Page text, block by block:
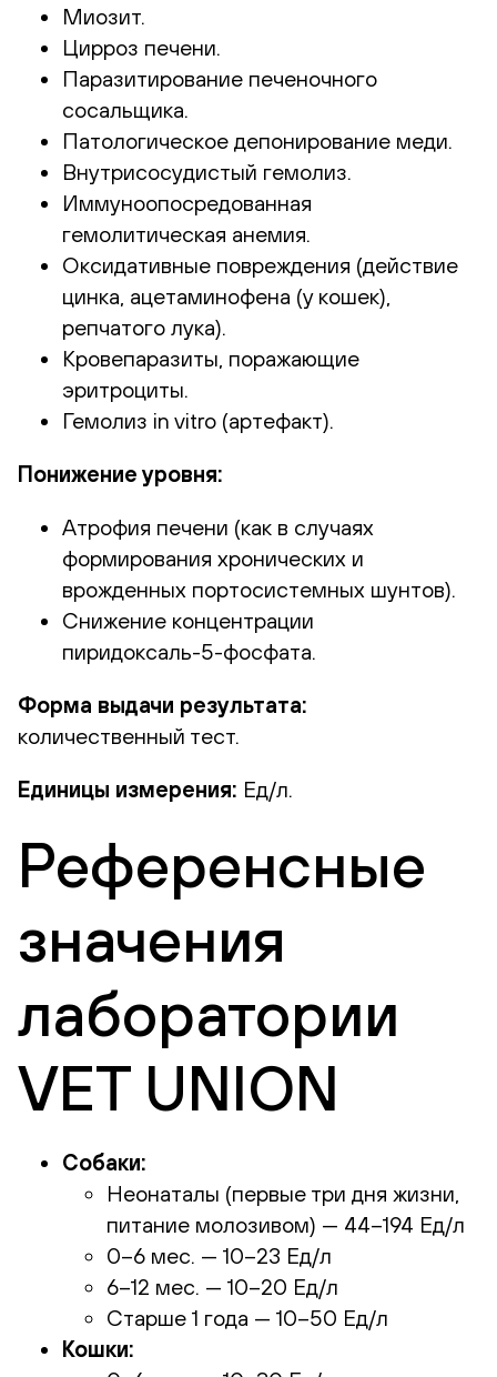
Миозит.
Цирроз печени.
Паразитирование печеночного
сосальщика.
Патологическое депонирование меди.
Внутрисосудистый гемолиз.
Иммуноопосредованная
гемолитическая анемия.
Оксидативные повреждения (действие
цинка, ацетаминофена (у кошек),
репчатого лука).
Кровепаразиты, поражающие
эритроциты.
Гемолиз in vitro (артефакт).
Понижение уровня:
Атрофия печени (как в случаях
формирования хронических и
врожденных портосистемных шунтов).
Снижение концентрации
пиридоксаль-5-фосфата.
Форма выдачи результата:
количественный тест.
Единицы измерения: Ед/л.
Референсные
значения
лаборатории
VET UNION
Собаки:
Неонаталы (первые три дня жизни,
питание молозивом) — 44–194 Ед/л
0–6 мес. — 10–23 Ед/л
6–12 мес. — 10–20 Ед/л
Старше 1 года — 10–50 Ед/л
Кошки: